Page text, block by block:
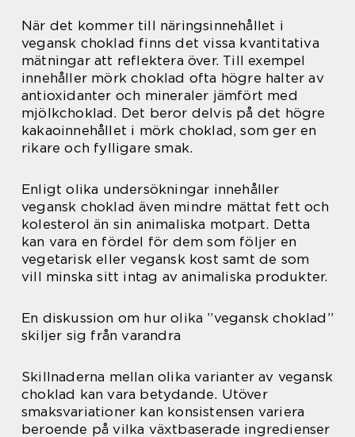
När det kommer till näringsinnehållet i
vegansk choklad finns det vissa kvantitativa
mätningar att reflektera över. Till exempel
innehåller mörk choklad ofta högre halter av
antioxidanter och mineraler jämfört med
mjölkchoklad. Det beror delvis på det högre
kakaoinnehållet i mörk choklad, som ger en
rikare och fylligare smak.
Enligt olika undersökningar innehåller
vegansk choklad även mindre mättat fett och
kolesterol än sin animaliska motpart. Detta
kan vara en fördel för dem som följer en
vegetarisk eller vegansk kost samt de som
vill minska sitt intag av animaliska produkter.
En diskussion om hur olika ”vegansk choklad”
skiljer sig från varandra
Skillnaderna mellan olika varianter av vegansk
choklad kan vara betydande. Utöver
smaksvariationer kan konsistensen variera
beroende på vilka växtbaserade ingredienser